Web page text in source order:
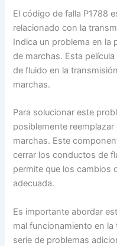
El código de falla P1788
relacionado con la
Indica un problema en la
de marchas. Esta
de fluido en la
marchas.
Para solucionar este
posiblemente
marchas. Este
cerrar los conductos de
permite que los cambios
adecuada.
Es importante abordar
mal funcionamiento en la
serie de problemas